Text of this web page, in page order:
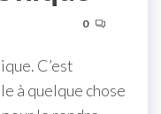
0
C’est
à quelque chose